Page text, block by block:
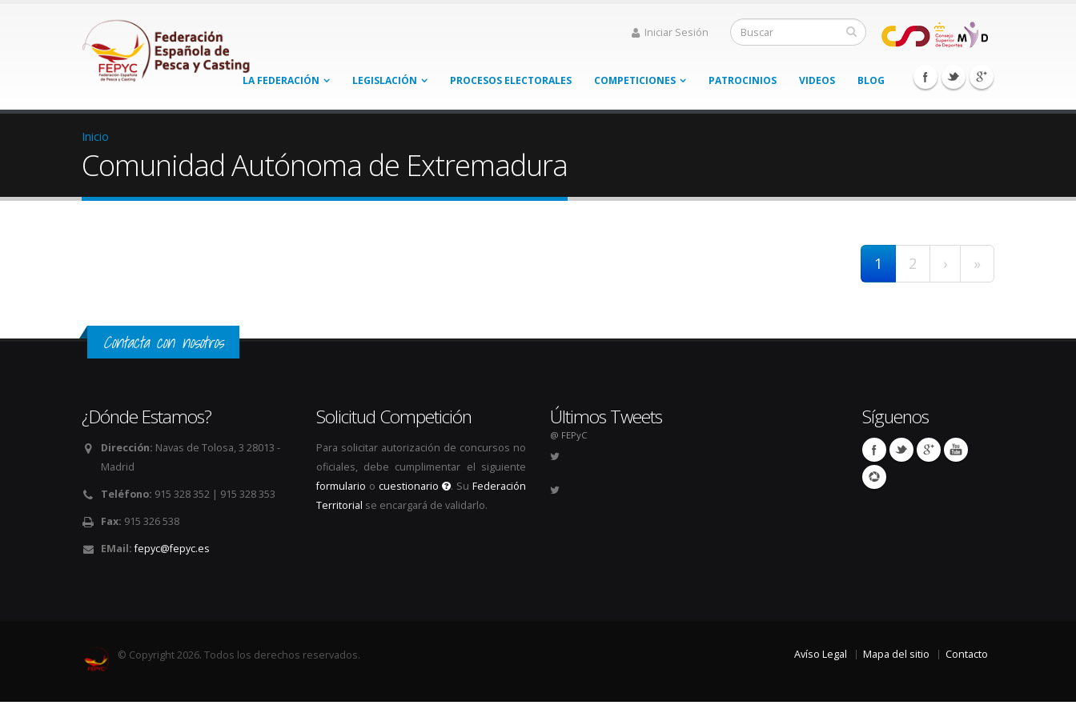
Iniciar Sesión
LA FEDERACIÓN LEGISLACIÓN PROCESOS ELECTORALES COMPETICIONES PATROCINIOS VIDEOS BLOG
Inicio
Comunidad Autónoma de Extremadura
1 2 › »
Contacta con nosotros
¿Dónde Estamos?
Dirección: Navas de Tolosa, 3 28013 -
Madrid
Teléfono: 915 328 352 | 915 328 353
Fax: 915 326 538
EMail: fepyc@fepyc.es
Solicitud Competición
Para solicitar autorización de concursos no
oficiales, debe cumplimentar el siguiente
formulario o cuestionario . SuFederación
Territorial se encargará de validarlo.
Últimos Tweets
@ FEPyC
Síguenos
© Copyright 2026. Todos los derechos reservados. Avíso Legal Mapa del sitio Contacto